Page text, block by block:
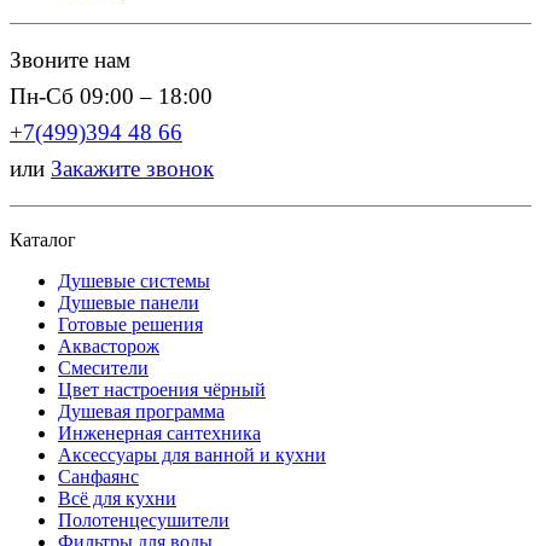
Звоните нам
Пн-Сб 09:00 – 18:00
+7(499)394 48 66
или Закажите звонок
Каталог
Душевые системы
Душевые панели
Готовые решения
Аквасторож
Смесители
Цвет настроения чёрный
Душевая программа
Инженерная сантехника
Аксессуары для ванной и кухни
Санфаянс
Всё для кухни
Полотенцесушители
Фильтры для воды